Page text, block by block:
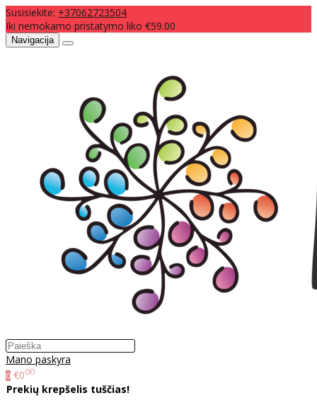
Susisiekite: +37062723504
Iki nemokamo pristatymo liko €59.00
Navigacija
Mano paskyra
0 €000
Prekių krepšelis tuščias!